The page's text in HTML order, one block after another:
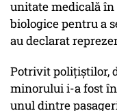
unitate medicală
biologice pentru a
au declarat
Potrivit polițiștilor,
minorului i-a fost
unul dintre